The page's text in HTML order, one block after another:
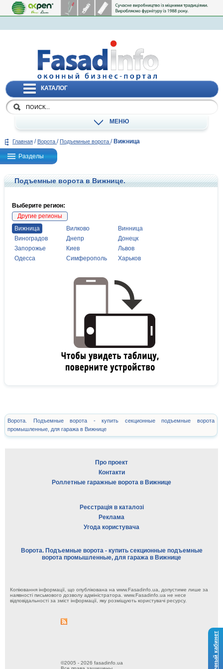
Личный кабинет
КАТАЛОГ
МЕНЮ
Главная / Ворота / Подъемные ворота / Вижница
Разделы
Подъемные ворота в Вижнице.
Выберите регион:
Другие регионы
Вижница
Вилково
Винница
Виноградов
Днепр
Донецк
Запорожье
Киев
Львов
Одесса
Симферополь Харьков
Ворота. Подъемные ворота - купить секционные подъемные ворота
промышленные, для гаража в Вижнице
Про проект
Контакти
Роллетные гаражные ворота в Вижнице
Реєстрація в каталозі
Реклама
Угода користувача
Ворота. Подъемные ворота - купить секционные подъемные
ворота промышленные, для гаража в Вижнице
Копіювання інформації, що опублікована на www.Fasadinfo.ua, допустиме лише за
наявності письмового дозволу адміністратора. www.Fasadinfo.ua не несе
відповідальності за зміст інформації, яку розміщують користувачі ресурсу.
©2005 - 2026 fasadinfo.ua